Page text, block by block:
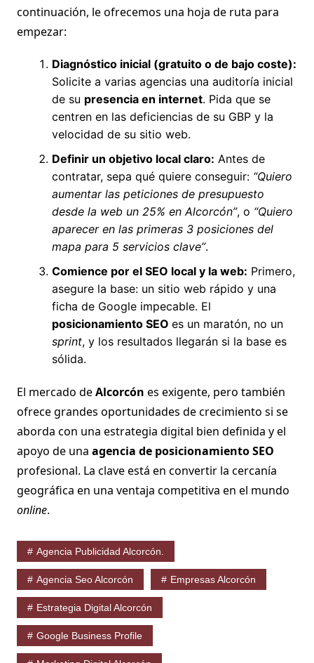
continuación, le ofrecemos una hoja de ruta para
empezar:
Diagnóstico inicial (gratuito o de bajo coste):
Solicite a varias agencias una auditoría inicial
de su presencia en internet. Pida que se
centren en las deficiencias de su GBP y la
velocidad de su sitio web.
Definir un objetivo local claro: Antes de
contratar, sepa qué quiere conseguir: “Quiero
aumentar las peticiones de presupuesto
desde la web un 25% en Alcorcón”, o “Quiero
aparecer en las primeras 3 posiciones del
mapa para 5 servicios clave”.
Comience por el SEO local y la web: Primero,
asegure la base: un sitio web rápido y una
ficha de Google impecable. El
posicionamiento SEO es un maratón, no un
sprint, y los resultados llegarán si la base es
sólida.
El mercado deAlcorcón es exigente, pero también
ofrece grandes oportunidades de crecimiento si se
aborda con una estrategia digital bien definida y el
apoyo de una agencia de posicionamiento SEO
profesional. La clave está en convertir la cercanía
geográfica en una ventaja competitiva en el mundo
online.
Agencia Publicidad Alcorcón.
Agencia Seo Alcorcón Empresas Alcorcón
Estrategia Digital Alcorcón
Google Business Profile